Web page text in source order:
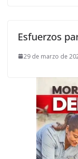
Esfuerzos
29 de marzo de